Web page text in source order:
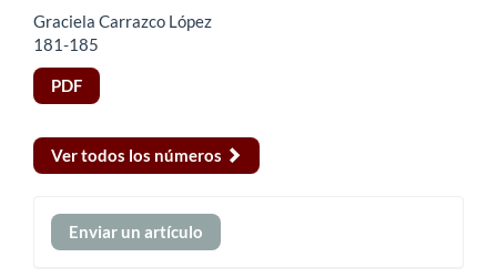
Graciela Carrazco López
181-185
PDF
Ver todos los números
Enviar
un
Enviar un artículo